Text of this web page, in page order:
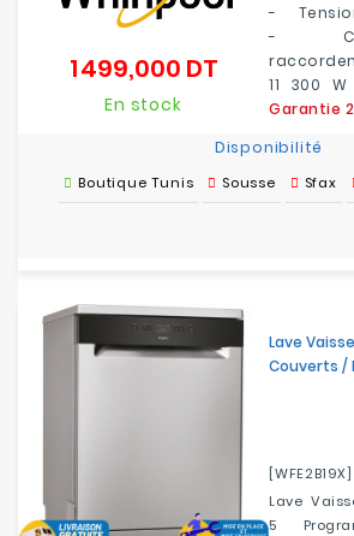
-
-
11 300
Garantie
1 499,000 DTPrix
En stock
Disponibilité
Boutique Tunis Sousse Sfax
Lave
Couverts /
[WFE2B19X]
Lave
5